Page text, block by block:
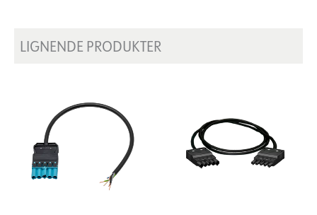
LIGNENDE PRODUKTER